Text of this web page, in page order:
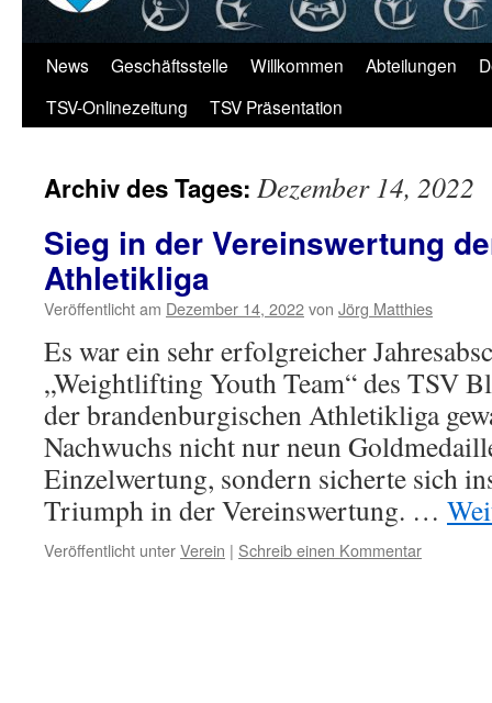
News Geschäftsstelle Willkommen Abteilungen
TSV-Onlinezeitung
TSV Präsentation
Archiv des Tages: Dezember 14, 2022
Sieg in der Vereinswertung
Athletikliga
Veröffentlicht am Dezember 14, 2022von Jörg Matthies
Es war ein sehr erfolgreicher
„Weightlifting Youth Team“ des TSV
der brandenburgischen Athletikliga
Nachwuchs nicht nur neun
Einzelwertung, sondern sicherte sich
Triumph in der Vereinswertung. …
Veröffentlicht unterVerein | Schreib einen Kommentar